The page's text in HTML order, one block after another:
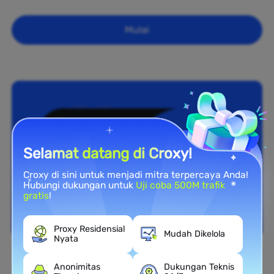
Mulai
Cakupan Nasional
Selamat datang di Croxy!
Croxy di sini untuk menjadi mitra terpercaya Anda!
Hubungi dukungan untuk Uji coba 500M trafik
gratis!
Proxy Residensial
Nyata
Mudah Dikelola
Anonimitas
Dukungan Teknis